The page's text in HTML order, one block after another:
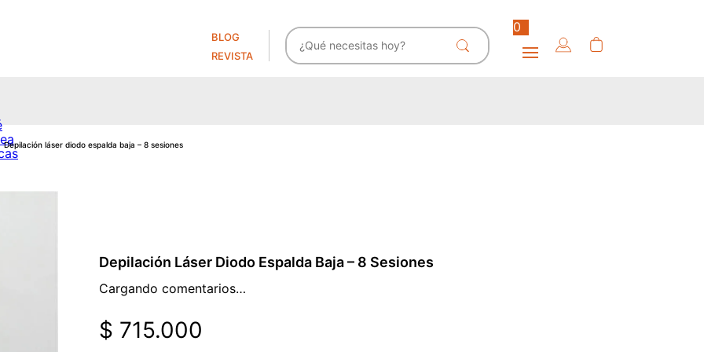
BLOG
REVISTA
0
piel
piel
depilación láser diodo espalda baja – 8 sesiones
Depilación Láser Diodo Espalda Baja – 8 Sesiones
Cargando comentarios…
$ 715.000